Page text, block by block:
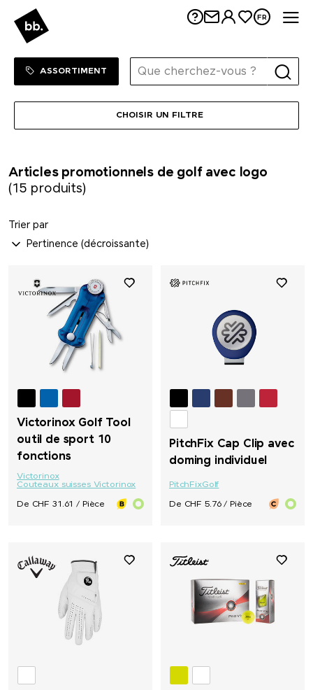
FR
SHOP
ASSORTIMENT
Articles promotionnels de golf avec logo
(15 produits)
CHOISIR UN FILTRE
Trier par
Victorinox Golf Tool
outil de sport 10
fonctions
Victorinox
Couteaux suisses Victorinox
De CHF 31.61 / Pièce
PitchFix Cap Clip avec
doming individuel
PitchFixGolf
De CHF 5.76 / Pièce